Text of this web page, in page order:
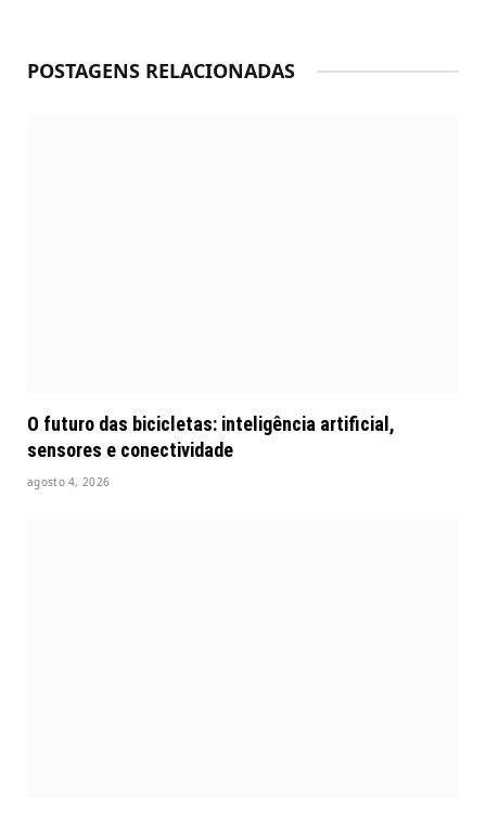
POSTAGENS RELACIONADAS
O futuro das bicicletas: inteligência artificial,
sensores e conectividade
agosto 4, 2026